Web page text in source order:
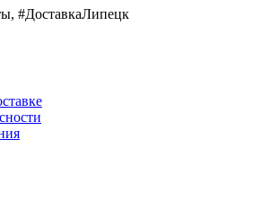
, #ДоставкаЛипецк